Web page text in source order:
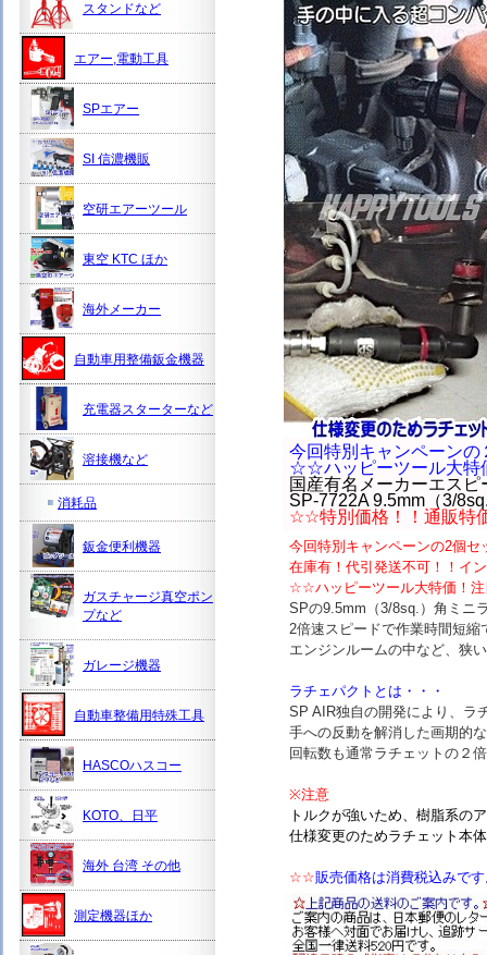
今回特別キャンペーンの
☆☆ハッピーツール大特
国産有名メーカーエス
SP-7722A 9.5mm（3/
☆☆特別価格！！通販
今回特別キャンペーンの2個セ
在庫有！代引発送不可！！イ
☆☆ハッピーツール大特価！
SPの9.5mm（3/8sq.）角ミニ
2倍速スピードで作業時間短
エンジンルームの中など、狭
ラチェパクトとは・・・
SP AIR独自の開発により、ラ
手への反動を解消した画期的
回転数も通常ラチェットの２
※注意
トルクが強いため、樹脂系の
仕様変更のためラチェット本
☆☆販売価格は消費税込みで
スタンドなど
エアー,電動工具
SPエアー
SI 信濃機販
空研エアーツール
東空 KTC ほか
海外メーカー
自動車用整備鈑金機器
充電器スターターなど
溶接機など
消耗品
鈑金便利機器
ガスチャージ真空ポン
プなど
ガレージ機器
自動車整備用特殊工具
HASCOハスコー
KOTO、日平
海外 台湾 その他
測定機器ほか